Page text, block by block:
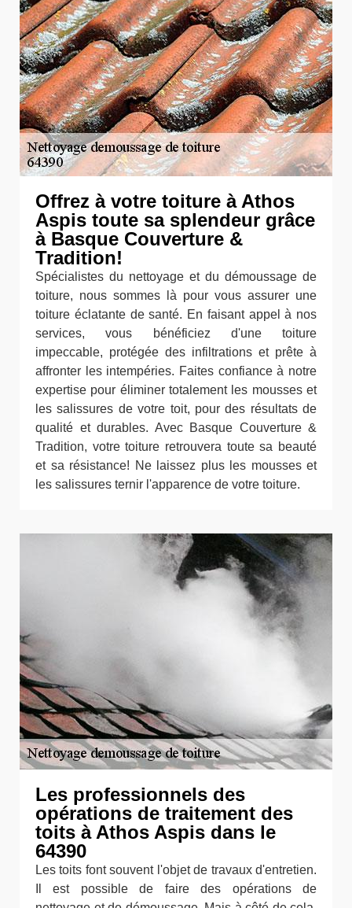
Offrez à votre toiture à Athos
Aspis toute sa splendeur grâce
à Basque Couverture &
Tradition!
Spécialistes du nettoyage et du démoussage de
toiture, nous sommes là pour vous assurer une
toiture éclatante de santé. En faisant appel à nos
services, vous bénéficiez d'une toiture
impeccable, protégée des infiltrations et prête à
affronter les intempéries. Faites confiance à notre
expertise pour éliminer totalement les mousses et
les salissures de votre toit, pour des résultats de
qualité et durables. Avec Basque Couverture &
Tradition, votre toiture retrouvera toute sa beauté
et sa résistance! Ne laissez plus les mousses et
les salissures ternir l'apparence de votre toiture.
Les professionnels des
opérations de traitement des
toits à Athos Aspis dans le
64390
Les toits font souvent l'objet de travaux d'entretien.
Il est possible de faire des opérations de